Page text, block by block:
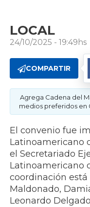
LOCAL
24/10/2025 - 19:49hs
COMPARTIR
Agrega Cadena del
medios preferidos en
El convenio fue
Latinoamericano
el Secretariado
Latinoamericano
coordinación
Maldonado,
Leonardo